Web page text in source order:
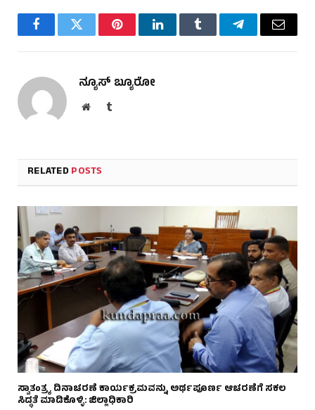
FacebookTwitter PinterestLinkedInTumblr TelegramEmail
ನ್ಯೂಸ್ ಬ್ಯೂರೋ
WebsiteTumblr
RELATEDPOSTS
ಸ್ವಾತಂತ್ರ್ಯ ದಿನಾಚರಣೆ ಕಾರ್ಯಕ್ರಮವನ್ನು ಅರ್ಥಪೂರ್ಣ ಆಚರಣೆಗೆ ಸಕಲ
ಸಿದ್ಧತೆ ಮಾಡಿಕೊಳ್ಳಿ: ಜಿಲ್ಲಾಧಿಕಾರಿ